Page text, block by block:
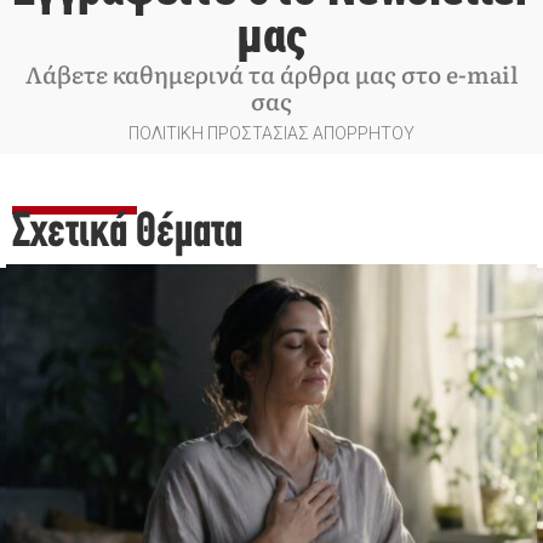
μας
Λάβετε καθημερινά τα άρθρα μας στο e-mail
σας
ΠΟΛΙΤΙΚΗ ΠΡΟΣΤΑΣΙΑΣ ΑΠΟΡΡΗΤΟΥ
Σχετικά Θέματα